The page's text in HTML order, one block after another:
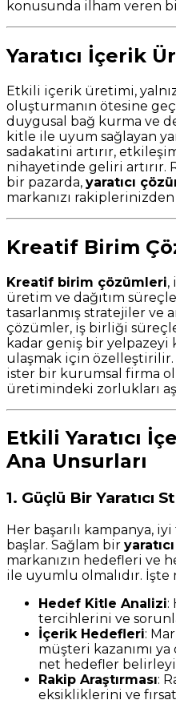
konusunda ilham veren
Yaratıcı İçerik
Etkili içerik üretimi,
oluşturmanın ötesine
duygusal bağ kurma ve
kitle ile uyum sağlayan
sadakatini artırır,
nihayetinde geliri
bir pazarda, yaratıcı
markanızı rakiplerinizden
Kreatif Birim
Kreatif birim çözümleri,
üretim ve dağıtım
tasarlanmış stratejiler ve
çözümler, iş birliği
kadar geniş bir yelpazeyi
ulaşmak için
ister bir kurumsal firma
üretimindeki zorlukları
Etkili Yaratıcı
Ana Unsurları
1. Güçlü Bir Yaratıcı
Her başarılı kampanya,
başlar. Sağlam bir
markanızın hedefleri ve
ile uyumlu olmalıdır. İşte
Hedef Kitle Analizi:
tercihlerini ve
İçerik Hedefleri:
müşteri kazanımı
net hedefler
Rakip Araştırması:
eksikliklerini ve